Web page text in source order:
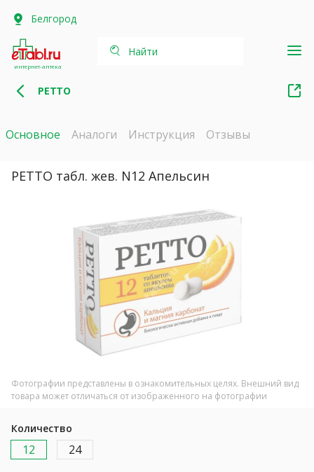
Белгород
интернет-аптека
Найти
РЕТТО
Основное Аналоги Инструкция Отзывы
РЕТТО табл. жев. N12 Апельсин
Фотографии представлены в ознакомительных целях. Внешний вид
товара может отличаться от изображенного на фотографии
Количество
12 24